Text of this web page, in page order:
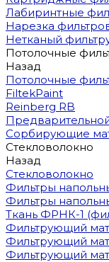
Лабиринтные
Нарезка
Нетканый
Потолочные
Назад
Потолочные
FiltekPaint
Reinberg RB
Сорбирующие
Стекловолокно
Назад
Стекловолокно
Фильтры
Фильтры
Ткань ФРНК-1
Фильтрующий
Фильтрующий
Фильтрующий